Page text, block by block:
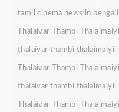
tamil cinema news in bengali
Thalaivar Thambi
thalaivar thambi thalaimaiyil
Thalaivar Thambi
thalaivar thambi thalaimaiyil
Thalaivar Thambi